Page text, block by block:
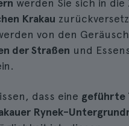
werden Sie sich in die
Krakau
von den
der Straßen und
dass eine geführte
Rynek-